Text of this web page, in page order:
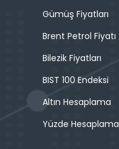
Gümüş Fiyatları
Brent Petrol Fiyatı
Bilezik Fiyatları
BIST 100 Endeksi
Altın Hesaplama
Yüzde Hesaplama